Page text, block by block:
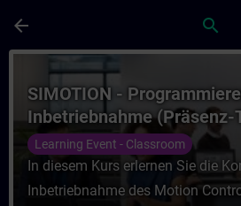
arrow_back search
Tanfolyam - SIMOTION
SIMOTION -
Inbetriebnahme (Präsenz-
Learning Event - Classroom
In diesem Kurs erlernen Sie die
Inbetriebnahme des Motion